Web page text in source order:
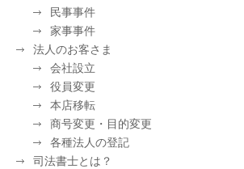
民事事件
家事事件
法人のお客さま
会社設立
役員変更
本店移転
商号変更・目的変更
各種法人の登記
司法書士とは？